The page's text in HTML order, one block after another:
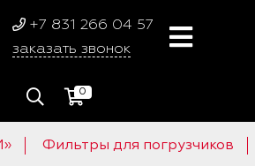
+7 831 266 04 57
заказать звонок
0
Фильтры для погрузчиков